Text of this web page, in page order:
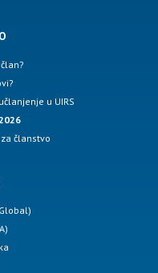
u UIRS
članstvo